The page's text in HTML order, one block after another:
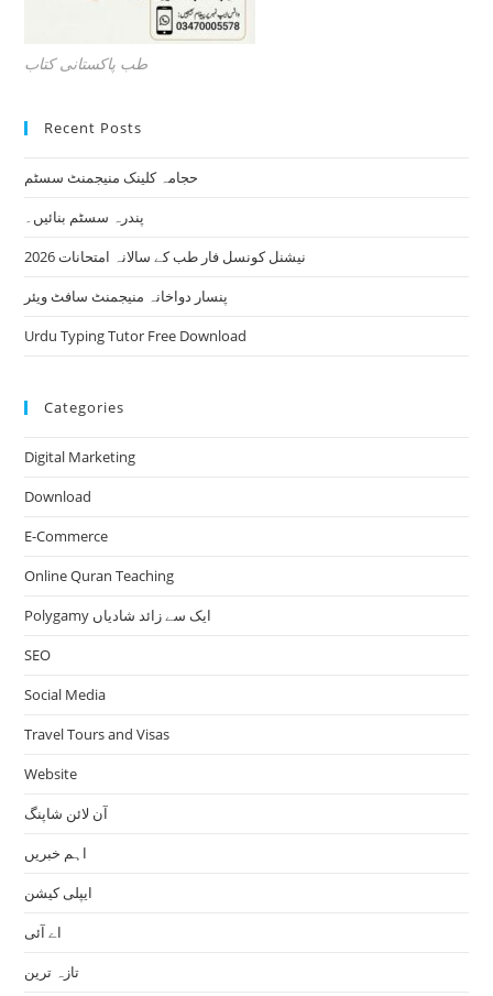
طب پاکستانی کتاب
Recent Posts
حجامہ کلینک منیجمنٹ سسٹم
پندرہ سسٹم بنائیں۔
نیشنل کونسل فار طب کے سالانہ امتحانات 2026
پنسار دواخانہ منیجمنٹ سافٹ ویئر
Urdu Typing Tutor Free Download
Categories
Digital Marketing
Download
E-Commerce
Online Quran Teaching
Polygamy ایک سے زائد شادیاں
SEO
Social Media
Travel Tours and Visas
Website
آن لائن شاپنگ
اہم خبریں
ایپلی کیشن
اے آئی
تازہ ترین